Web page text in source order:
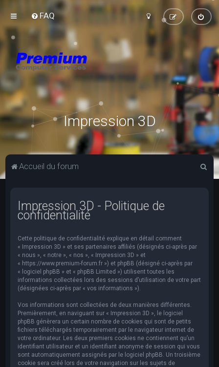
FAQ
Impression 3D
Accueil du forum
Impression 3D - Politique de
confidentialité
Cette politique de confidentialité explique en détail comment
« Impression 3D » et ses partenaires affiliés (désignés ci-après par
« nous », « notre », « nos », « Impression 3D » et
« https://www.premium-forum.fr ») et phpBB (désigné ci-après par
« logiciel phpBB » et « phpBB Limited ») utilisent toutes les
informations collectées lors des sessions d’utilisation de votre part
(désignées ci-après par « vos informations »).
Vos informations sont collectées de deux manières différentes.
Premièrement, en naviguant sur « Impression 3D », le logiciel
phpBB génèrera un certain nombre de cookies qui sont de petits
fichiers téléchargés temporairement par le navigateur internet de
votre ordinateur. Les deux premiers cookies ne contiennent qu’un
identifiant utilisateur et un identifiant anonyme de session qui vous
sont automatiquement assignés par le logiciel phpBB. Un troisième
cookie sera créé lors de votre navigation sur les sujets de